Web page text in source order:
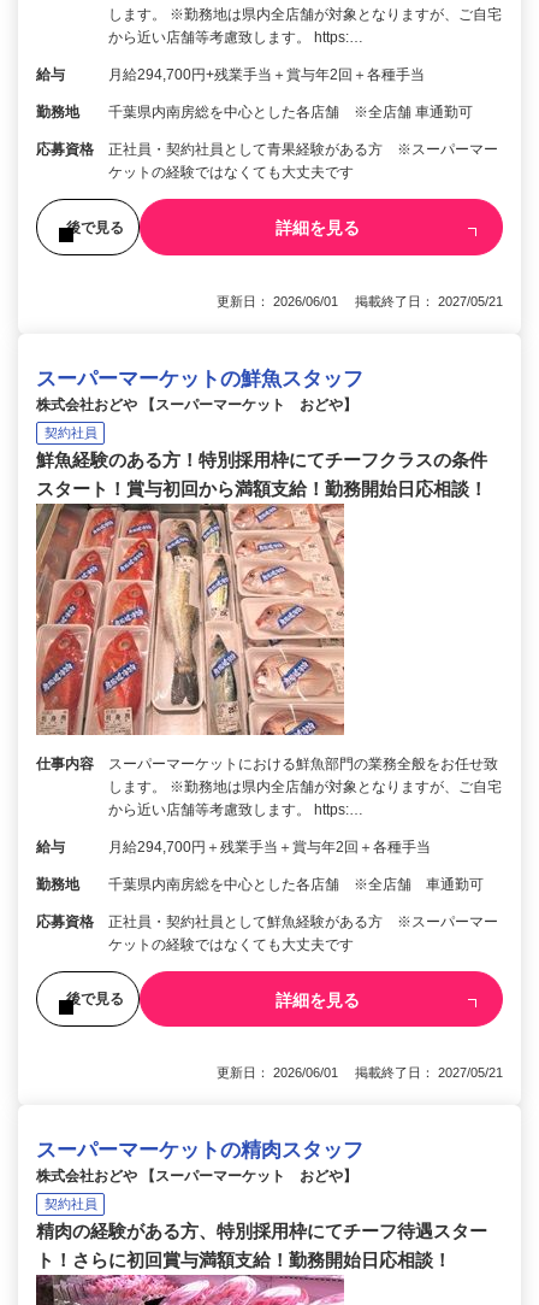
します。 ※勤務地は県内全店舗が対象となりますが、ご自宅
から近い店舗等考慮致します。 https:…
給与 月給294,700円+残業手当＋賞与年2回＋各種手当
勤務地 千葉県内南房総を中心とした各店舗 ※全店舗 車通勤可
応募資格
正社員・契約社員として青果経験がある方 ※スーパーマー
ケットの経験ではなくても大丈夫です
後で見る 詳細を見る
更新日： 2026/06/01 掲載終了日： 2027/05/21
スーパーマーケットの鮮魚スタッフ
株式会社おどや 【スーパーマーケット おどや】
契約社員
鮮魚経験のある方！特別採用枠にてチーフクラスの条件
スタート！賞与初回から満額支給！勤務開始日応相談！
仕事内容
スーパーマーケットにおける鮮魚部門の業務全般をお任せ致
します。 ※勤務地は県内全店舗が対象となりますが、ご自宅
から近い店舗等考慮致します。 https:…
給与 月給294,700円＋残業手当＋賞与年2回＋各種手当
勤務地 千葉県内南房総を中心とした各店舗 ※全店舗 車通勤可
応募資格
正社員・契約社員として鮮魚経験がある方 ※スーパーマー
ケットの経験ではなくても大丈夫です
後で見る 詳細を見る
更新日： 2026/06/01 掲載終了日： 2027/05/21
スーパーマーケットの精肉スタッフ
株式会社おどや 【スーパーマーケット おどや】
契約社員
精肉の経験がある方、特別採用枠にてチーフ待遇スター
ト！さらに初回賞与満額支給！勤務開始日応相談！